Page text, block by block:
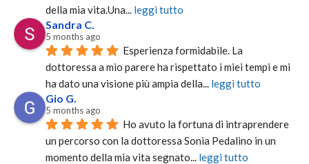
della mia vita.Una... leggi tutto
Sandra C.
5 months ago
Esperienza formidabile. La
dottoressa a mio parere ha rispettato i miei tempi e mi
ha dato una visione più ampia della... leggi tutto
Gio G.
5 months ago
Ho avuto la fortuna di intraprendere
un percorso con la dottoressa Sonia Pedalino in un
momento della mia vita segnato... leggi tutto